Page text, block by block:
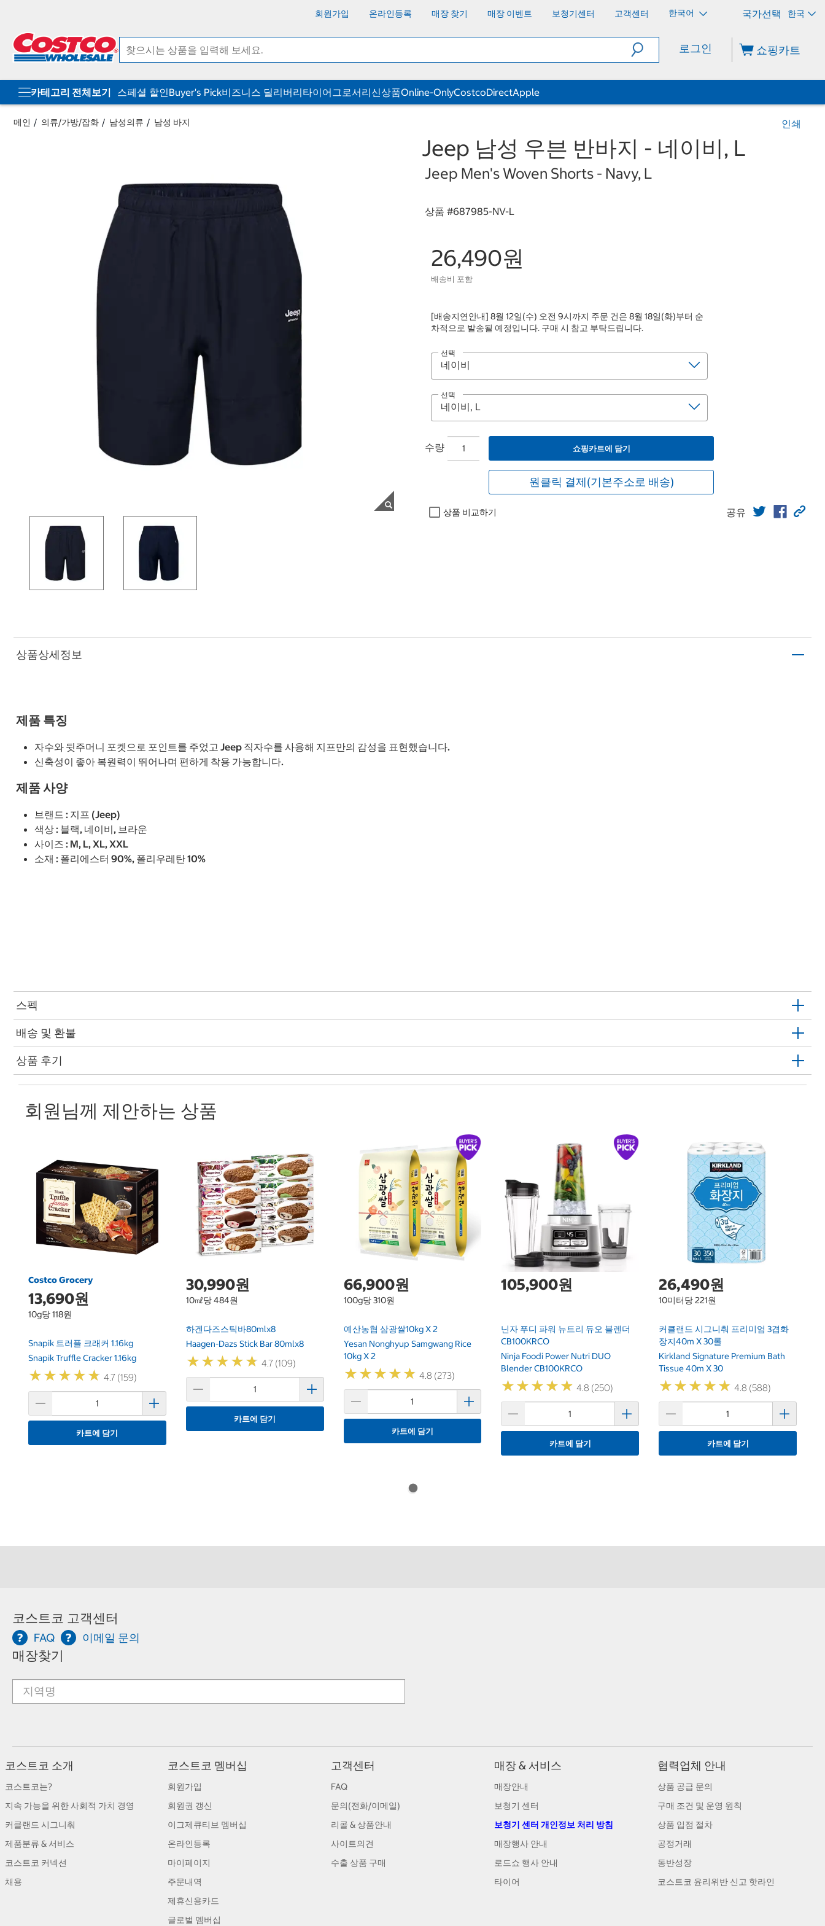
회원가입 온라인등록 매장 찾기 매장 이벤트 보청기센터 고객센터 한국어 한국
로그인 쇼핑카트
카테고리 전체보기 스페셜 할인Buyer's Pick비즈니스 딜리버리타이어그로서리신상품Online-OnlyCostcoDirectApple
메인 의류/가방/잡화 남성의류 남성 바지 인쇄
Jeep 남성 우븐 반바지 - 네이비, L
Jeep Men's Woven Shorts - Navy, L
상품 #687985-NV-L
26,490원
배송비 포함
[배송지연안내] 8월 12일(수) 오전 9시까지 주문 건은 8월 18일(화)부터 순
차적으로 발송될 예정입니다. 구매 시 참고 부탁드립니다.
선택
선택
수량 쇼핑카트에 담기
원클릭 결제(기본주소로 배송)
상품 비교하기 공유
상품상세정보
제품 특징
자수와 뒷주머니 포켓으로 포인트를 주었고 Jeep 직자수를 사용해 지프만의 감성을 표현했습니다.
신축성이 좋아 복원력이 뛰어나며 편하게 착용 가능합니다.
제품 사양
브랜드 : 지프 (Jeep)
색상 : 블랙, 네이비, 브라운
사이즈 : M, L, XL, XXL
소재 : 폴리에스터 90%, 폴리우레탄 10%
스펙
배송 및 환불
상품 후기
회원님께 제안하는 상품
Costco Grocery
13,690원
10g당 118원
Snapik 트러플 크래커 1.16kg
Snapik Truffle Cracker 1.16kg
★★★★★
★★★★★ 4.7 (159)
카트에 담기
30,990원
10㎖당 484원
하겐다즈스틱바80mlx8
Haagen-Dazs Stick Bar 80mlx8
★★★★★
★★★★★ 4.7 (109)
카트에 담기
66,900원
100g당 310원
예산농협 삼광쌀10kg X 2
Yesan Nonghyup Samgwang Rice
10kg X 2
★★★★★
★★★★★ 4.8 (273)
카트에 담기
105,900원
닌자 푸디 파워 뉴트리 듀오 블렌더
CB100KRCO
Ninja Foodi Power Nutri DUO
Blender CB100KRCO
★★★★★
★★★★★ 4.8 (250)
카트에 담기
26,490원
10미터당 221원
커클랜드 시그니춰 프리미엄 3겹화
장지40m X 30롤
Kirkland Signature Premium Bath
Tissue 40m X 30
★★★★★
★★★★★ 4.8 (588)
카트에 담기
코스트코 고객센터
FAQ 이메일 문의
매장찾기
코스트코 소개
코스트코는?
지속 가능을 위한 사회적 가치 경영
커클랜드 시그니춰
제품분류 & 서비스
코스트코 커넥션
채용
코스트코 멤버십
회원가입
회원권 갱신
이그제큐티브 멤버십
온라인등록
마이페이지
주문내역
제휴신용카드
글로벌 멤버십
고객센터
FAQ
문의(전화/이메일)
리콜 & 상품안내
사이트의견
수출 상품 구매
매장 & 서비스
매장안내
보청기 센터
보청기 센터 개인정보 처리 방침
매장행사 안내
로드쇼 행사 안내
타이어
협력업체 안내
상품 공급 문의
구매 조건 및 운영 원칙
상품 입점 절차
공정거래
동반성장
코스트코 윤리위반 신고 핫라인